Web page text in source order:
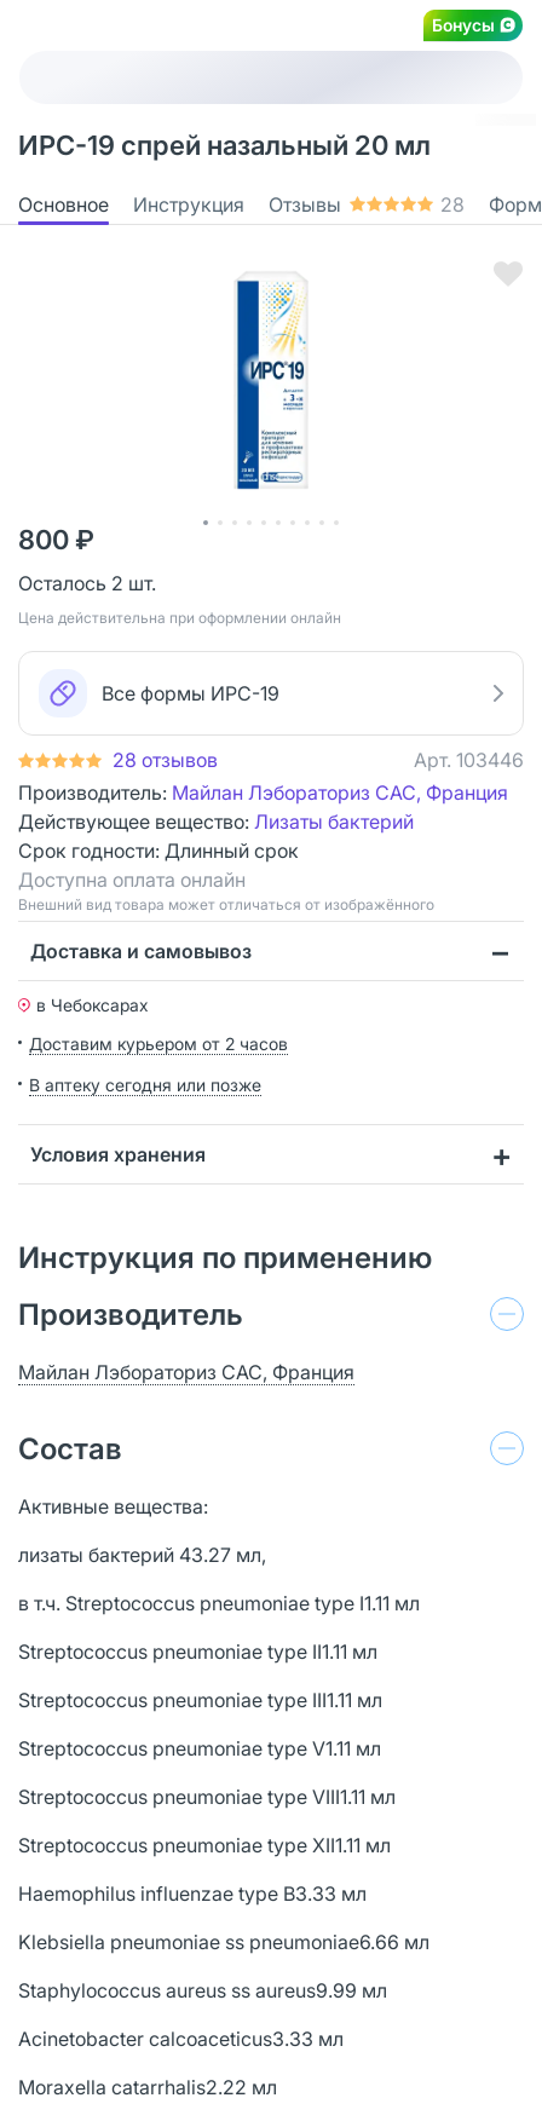
Бонусы
ИРС-19 спрей назальный 20 мл
Основное Инструкция Отзывы 28
800 ₽
Осталось 2 шт.
Цена действительна при оформлении онлайн
Все формы ИРС-19
28 отзывов Арт. 103446
Производитель: Майлан Лэбораториз САС, Франция
Действующее вещество: Лизаты бактерий
Срок годности: Длинный срок
Доступна оплата онлайн
Bнешний вид товара может отличаться от изображённого
Доставка и самовывоз
в Чебоксарах
Доставим курьером от 2 часов
В аптеку сегодня или позже
Условия хранения
Инструкция по применению
Производитель
Майлан Лэбораториз САС, Франция
Состав
Активные вещества:
лизаты бактерий 43.27 мл,
в т.ч. Streptococcus pneumoniae type I1.11 мл
Streptococcus pneumoniae type II1.11 мл
Streptococcus pneumoniae type III1.11 мл
Streptococcus pneumoniae type V1.11 мл
Streptococcus pneumoniae type VIII1.11 мл
Streptococcus pneumoniae type XII1.11 мл
Haemophilus influenzae type B3.33 мл
Klebsiella pneumoniae ss pneumoniae6.66 мл
Staphylococcus aureus ss aureus9.99 мл
Acinetobacter calcoaceticus3.33 мл
Moraxella catarrhalis2.22 мл